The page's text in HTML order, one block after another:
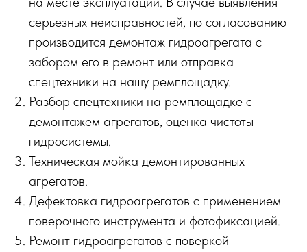
серьезных неисправностей, по согласованию
производится демонтаж гидроагрегата с
забором его в ремонт или отправка
спецтехники на нашу ремплощадку.
Разбор спецтехники на ремплощадке с
демонтажем агрегатов, оценка чистоты
гидросистемы.
Техническая мойка демонтированных
агрегатов.
Дефектовка гидроагрегатов с применением
поверочного инструмента и фотофиксацией.
Ремонт гидроагрегатов с поверкой